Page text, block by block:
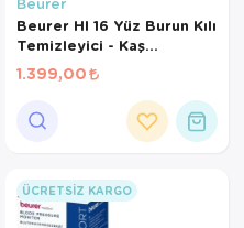
Tansiyon
Tansiyon
Tıbbi Cihazlar
Beurer Hl 16 Yüz Burun Kılı
Temizleyici - Kaş
Şekillendirici
1.399,00
ÜCRETSIZ KARGO